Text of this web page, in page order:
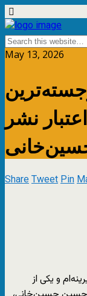
May 13, 2026
نشر
ShareTweetPin
و یکی از